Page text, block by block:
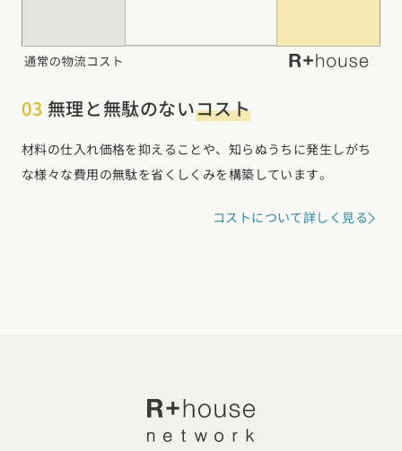
03 無理と無駄のないコスト
材料の仕入れ価格を抑えることや、知らぬうちに発生しがち
な様々な費用の無駄を省くしくみを構築しています。
コストについて詳しく見る